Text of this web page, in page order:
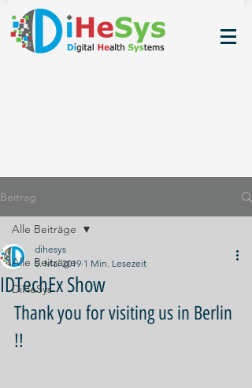
Beitrag
Alle Beiträge
DiHeSys
Alle Beiträge
IDTechEx Show
dihesys
5. Mai 2019 1 Min. Lesezeit
Thank you for visiting us in Berlin
!!